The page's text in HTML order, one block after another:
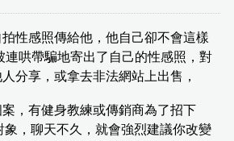
性感照傳給他，他自己卻不會這樣
連哄帶騙地寄出了自己的性感照，對
分享，或拿去非法網站上出售，
，有健身教練或傳銷商為了招下
，聊天不久，就會強烈建議你改變